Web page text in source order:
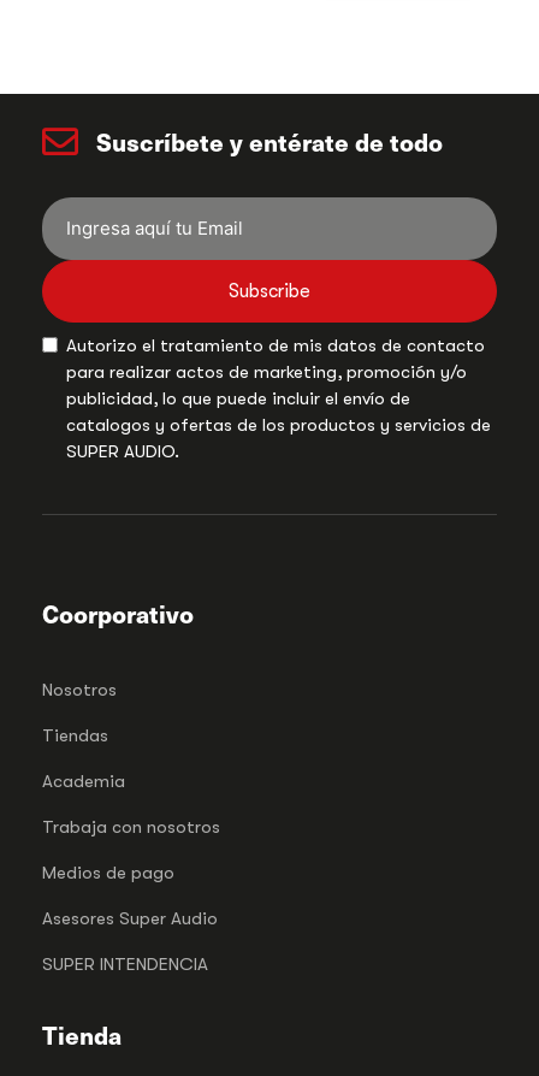
Suscríbete y entérate de todo
Subscribe
Autorizo el tratamiento de mis datos de contacto
para realizar actos de marketing, promoción y/o
publicidad, lo que puede incluir el envío de
catalogos y ofertas de los productos y servicios de
SUPER AUDIO.
Coorporativo
Nosotros
Tiendas
Academia
Trabaja con nosotros
Medios de pago
Asesores Super Audio
SUPER INTENDENCIA
Tienda